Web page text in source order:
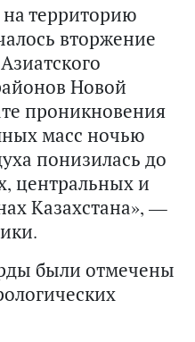
территорию
вторжение
Новой
проникновения
масс ночью
понизилась до
центральных и
Казахстана», —
были отмечены